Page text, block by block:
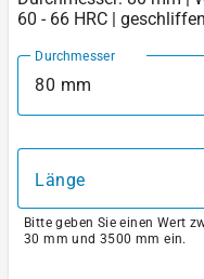
60 - 66 HRC |
Durchmesser
80 mm
Länge
Bitte geben Sie einen Wert
30 mm und 3500 mm ein.